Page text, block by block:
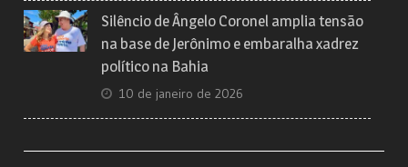
Silêncio de Ângelo Coronel amplia tensão
na base de Jerônimo e embaralha xadrez
político na Bahia
10 de janeiro de 2026